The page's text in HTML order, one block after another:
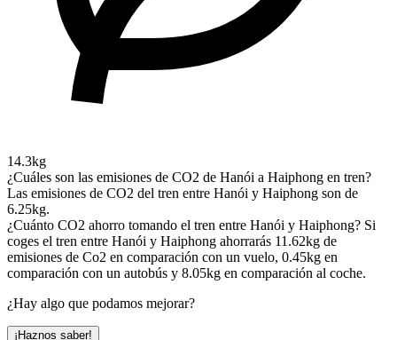
14.3kg
¿Cuáles son las emisiones de CO2 de Hanói a Haiphong en tren?
Las emisiones de CO2 del tren entre Hanói y Haiphong son de
6.25kg.
¿Cuánto CO2 ahorro tomando el tren entre Hanói y Haiphong? Si
coges el tren entre Hanói y Haiphong ahorrarás 11.62kg de
emisiones de Co2 en comparación con un vuelo, 0.45kg en
comparación con un autobús y 8.05kg en comparación al coche.
¿Hay algo que podamos mejorar?
¡Haznos saber!